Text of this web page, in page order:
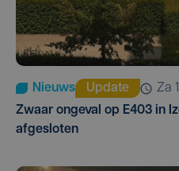
Nieuws Update
za
Zwaar ongeval op E403 in
afgesloten